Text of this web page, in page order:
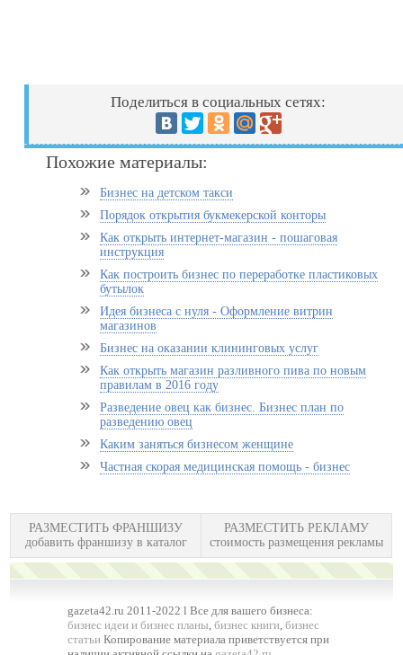
Поделиться в социальных сетях:
Похожие материалы:
Бизнес на детском такси
Порядок открытия букмекерской конторы
Как открыть интернет-магазин - пошаговая
инструкция
Как построить бизнес по переработке пластиковых
бутылок
Идея бизнеса с нуля - Оформление витрин
магазинов
Бизнес на оказании клининговых услуг
Как открыть магазин разливного пива по новым
правилам в 2016 году
Разведение овец как бизнес. Бизнес план по
разведению овец
Каким заняться бизнесом женщине
Частная скорая медицинская помощь - бизнес
РАЗМЕСТИТЬ ФРАНШИЗУ
добавить франшизу в каталог
РАЗМЕСТИТЬ РЕКЛАМУ
стоимость размещения рекламы
gazeta42.ru 2011-2022 l Все для вашего бизнеса:
бизнес идеи и бизнес планы,бизнес книги,бизнес
статьи Копирование материала приветствуется при